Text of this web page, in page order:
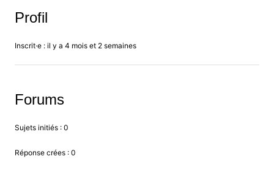
Profil
Inscrit·e : il y a 4 mois et 2 semaines
Forums
Sujets initiés : 0
Réponse crées : 0